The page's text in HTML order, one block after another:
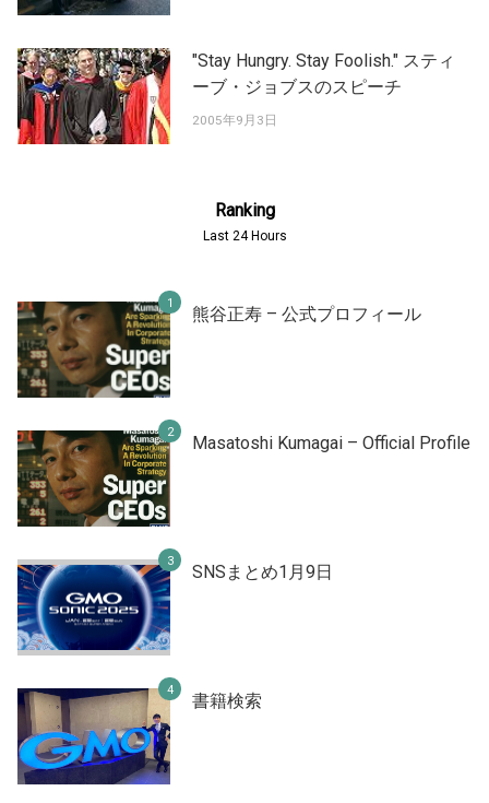
"Stay Hungry. Stay Foolish." スティ
ーブ・ジョブスのスピーチ
2005年9月3日
Ranking
Last 24 Hours
熊谷正寿 – 公式プロフィール
Masatoshi Kumagai – Official Profile
SNSまとめ1月9日
書籍検索